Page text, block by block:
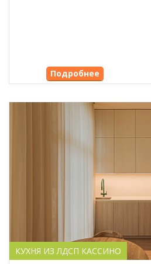
Подробнее
КУХНЯ ИЗ ЛДСП КАССИНО